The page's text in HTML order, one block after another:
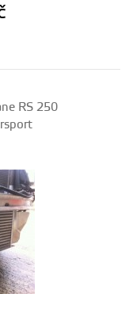
RS 250